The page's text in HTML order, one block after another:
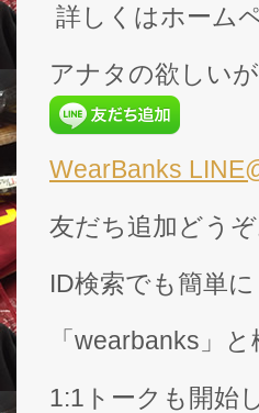
詳しくはホーム
アナタの欲しい
WearBanks
友だち追加どう
ID検索でも簡単
「wearbanks」
1:1トークも開始